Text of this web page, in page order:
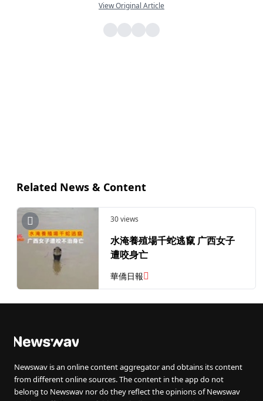
View Original Article
Related News & Content
30 views
水淹養殖場千蛇逃竄 广西女子
遭咬身亡
華僑日報
Newswav is an online content aggregator and obtains its content
from different online sources. The content in the app do not
belong to Newswav nor do they reflect the opinions of Newswav